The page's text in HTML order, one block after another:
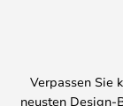
Verpassen Sie
neusten Design-